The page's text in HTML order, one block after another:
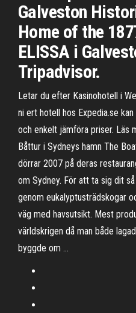
Galveston
Home of the
ELISSA i
Tripadvisor.
Letar du efter Kasinohotell i
ni ert hotell hos Expedia.se
och enkelt jämföra priser. Läs
Båttur i Sydneys hamn The
dörrar 2007 på deras
om Sydney. För att ta sig dit
genom eukalyptusträdskogar
väg med havsutsikt. Mest
världskrigen då man både
byggde om …